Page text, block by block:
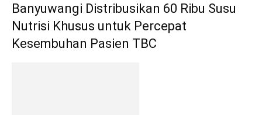
Banyuwangi Distribusikan 60 Ribu Susu
Nutrisi Khusus untuk Percepat
Kesembuhan Pasien TBC